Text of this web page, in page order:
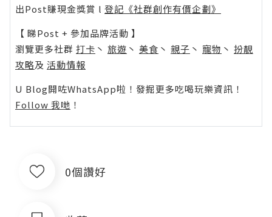
出Post賺現金獎賞 l 登記《社群創作有價企劃》
【 睇Post + 參加品牌活動 】
瀏覽更多社群 打卡 丶 旅遊 丶 美食 丶 親子 丶 寵物 丶 扮靚
攻略及 活動情報
U Blog開咗WhatsApp啦！發掘更多吃喝玩樂資訊！
Follow 我哋 ！
0個讚好